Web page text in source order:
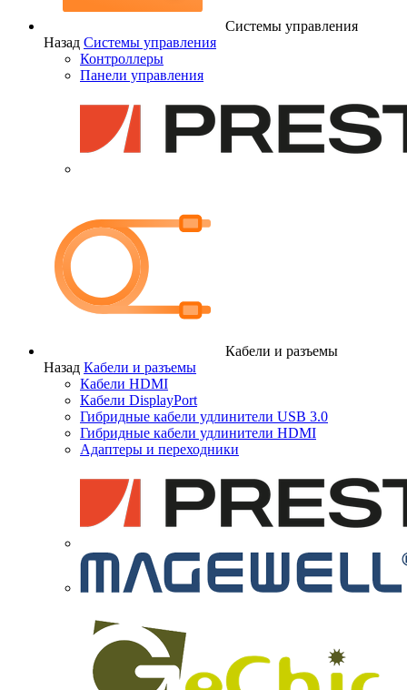
Системы управления
Назад Системы управления
Контроллеры
Панели управления
Кабели и разъемы
Назад Кабели и разъемы
Кабели HDMI
Кабели DisplayPort
Гибридные кабели удлинители USB 3.0
Гибридные кабели удлинители HDMI
Адаптеры и переходники